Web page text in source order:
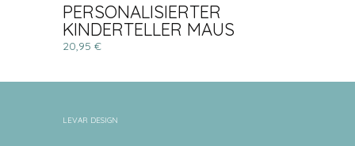
PERSONALISIERTER
KINDERTELLER MAUS
20,95 €
LEVAR DESIGN